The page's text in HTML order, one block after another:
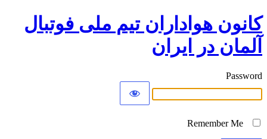
کانون هواداران تیم ملی فوتبال
آلمان در ایران
Password
Remember Me